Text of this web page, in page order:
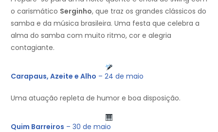
o carismático Serginho, que traz os grandes clássicos do
samba e da música brasileira. Uma festa que celebra a
alma do samba com muito ritmo, cor e alegria
contagiante.
Carapaus, Azeite e Alho – 24 de maio
Uma atuação repleta de humor e boa disposição.
Quim Barreiros – 30 de maio